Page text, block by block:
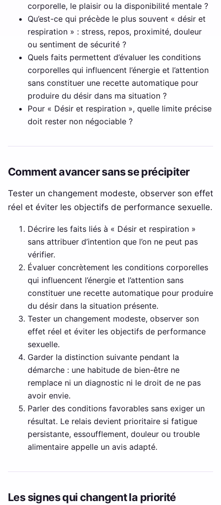
corporelle, le plaisir ou la disponibilité mentale ?
Qu’est-ce qui précède le plus souvent « désir et
respiration » : stress, repos, proximité, douleur
ou sentiment de sécurité ?
Quels faits permettent d’évaluer les conditions
corporelles qui influencent l’énergie et l’attention
sans constituer une recette automatique pour
produire du désir dans ma situation ?
Pour « Désir et respiration », quelle limite précise
doit rester non négociable ?
Comment avancer sans se précipiter
Tester un changement modeste, observer son effet
réel et éviter les objectifs de performance sexuelle.
Décrire les faits liés à « Désir et respiration »
sans attribuer d’intention que l’on ne peut pas
vérifier.
Évaluer concrètement les conditions corporelles
qui influencent l’énergie et l’attention sans
constituer une recette automatique pour produire
du désir dans la situation présente.
Tester un changement modeste, observer son
effet réel et éviter les objectifs de performance
sexuelle.
Garder la distinction suivante pendant la
démarche : une habitude de bien-être ne
remplace ni un diagnostic ni le droit de ne pas
avoir envie.
Parler des conditions favorables sans exiger un
résultat. Le relais devient prioritaire si fatigue
persistante, essoufflement, douleur ou trouble
alimentaire appelle un avis adapté.
Les signes qui changent la priorité